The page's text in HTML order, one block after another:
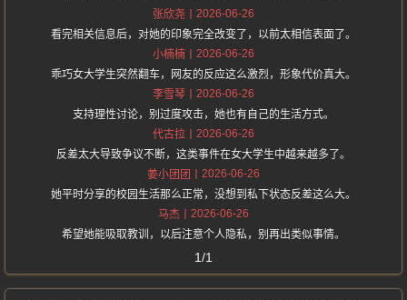
张欣尧
2026-06-26
看完相关信息后，对她的印象完全改变了，以前太相信表面了。
小楠楠
2026-06-26
乖巧女大学生突然翻车，网友的反应这么激烈，形象代价真大。
李雪琴
2026-06-26
支持理性讨论，别过度攻击，她也有自己的生活方式。
代古拉
2026-06-26
反差太大导致争议不断，这类事件在女大学生中越来越多了。
姜小团团
2026-06-26
她平时分享的校园生活那么正常，没想到私下状态反差这么大。
马杰
2026-06-26
希望她能吸取教训，以后注意个人隐私，别再出类似事情。
1/1